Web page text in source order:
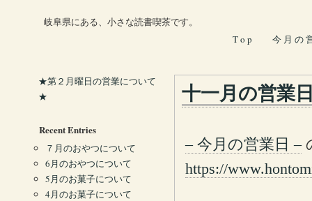
岐阜県にある、小さな読書喫茶です。
T o p
今 月 の
十一月の営業
– 今月の営業日 –
https://
★第２月曜日の営業について
★
Recent Entries
７月のおやつについて
6月のおやつについて
5月のお菓子について
4月のお菓子について